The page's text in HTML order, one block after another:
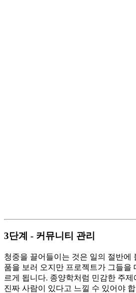
3단계 - 커뮤니티 관리
청중을 끌어들이는 것은 일의 절반에
품을 보러 오지만 프로젝트가 그들을
르게 됩니다. 종양학처럼 민감한 주제
진짜 사람이 있다고 느낄 수 있어야